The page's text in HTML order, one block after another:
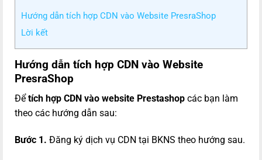
Hướng dẫn tích hợp CDN vào Website PresraShop
Lời kết
Hướng dẫn tích hợp CDN vào Website
PresraShop
Để tích hợp CDN vào website Prestashop các bạn làm
theo các hướng dẫn sau:
Bước 1. Đăng ký dịch vụ CDN tại BKNS theo hướng sau.